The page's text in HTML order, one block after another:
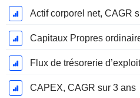
Actif corporel net, CAGR
Capitaux Propres
CAPEX, CAGR sur 3 ans